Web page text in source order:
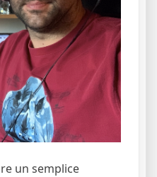
un semplice